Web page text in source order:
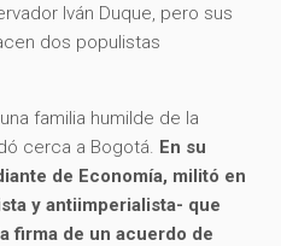
Iván Duque, pero sus
dos populistas
familia humilde de la
cerca a Bogotá. En su
de Economía, militó en
y antiimperialista- que
firma de un acuerdo de